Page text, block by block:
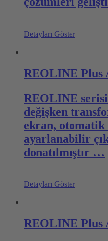
Detayları Göster
REOLINE Plus
REOLINE
değişken
ekran, otomatik
ayarlanabilir
donatılmıştır …
Detayları Göster
REOLINE Plus